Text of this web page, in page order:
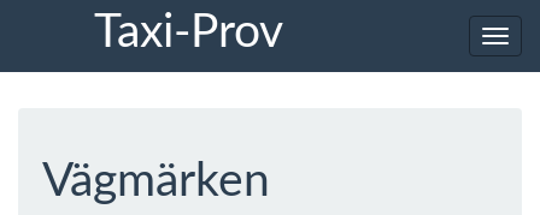
Taxi-Prov
Vägmärken